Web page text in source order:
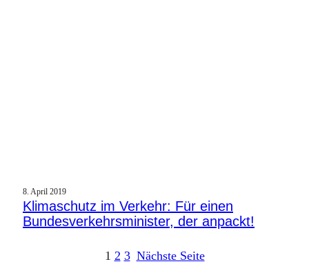
8. April 2019
Klimaschutz im Verkehr: Für einen
Bundesverkehrsminister, der anpackt!
1 2 3 Nächste Seite